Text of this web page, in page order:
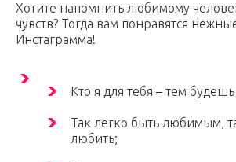
Хотите напомнить любимому
чувств? Тогда вам понравятся
Инстаграмма!
Кто я для тебя – тем
Так легко быть любимым,
любить;